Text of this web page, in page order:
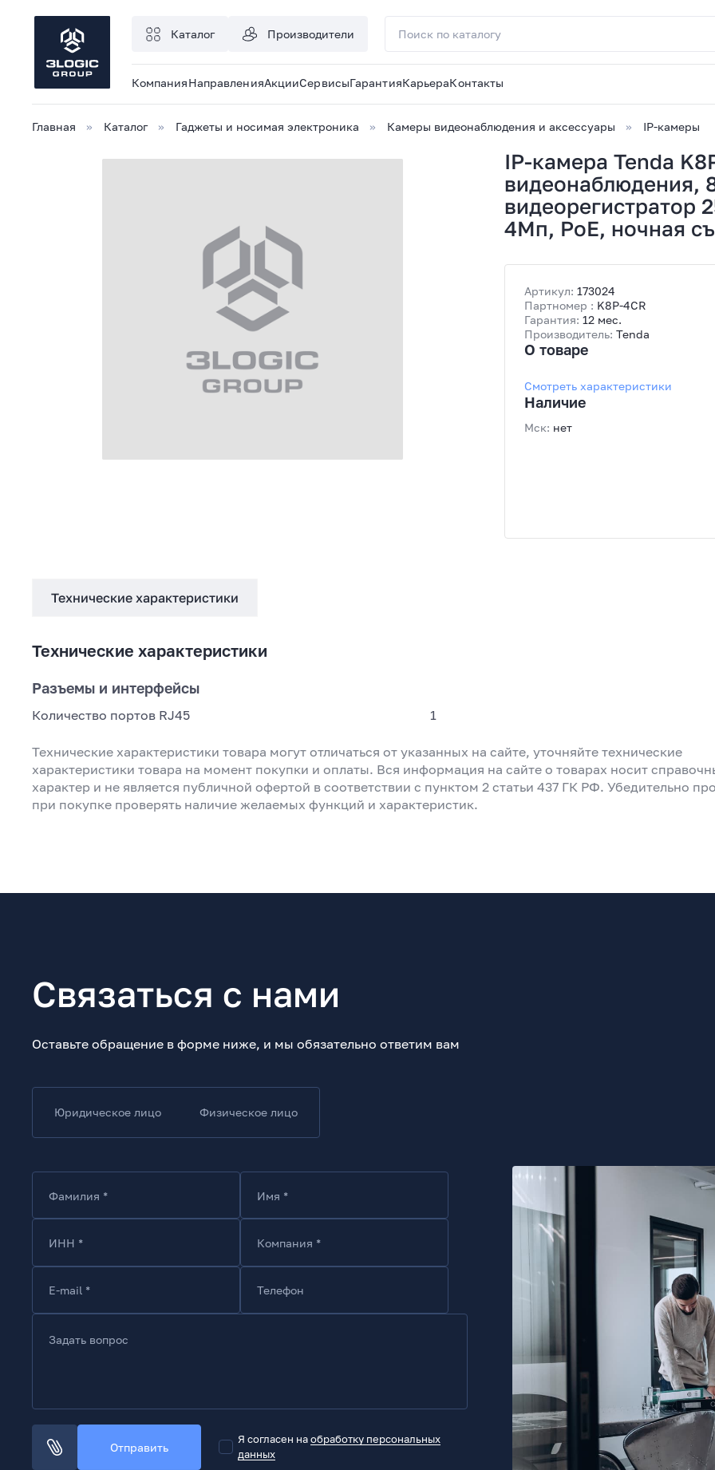
Каталог Производители
КомпанияНаправленияАкцииСервисыГарантияКарьераКонтакты
Главная Каталог Гаджеты и носимая электроника Камеры видеонаблюдения и аксессуары IP-камеры
IP-камера Tenda
видеонаблюдения,
видеорегистратор
4Мп, PoE, ночная
Артикул: 173024
Партномер : K8P-4CR
Гарантия: 12 мес.
Производитель: Tenda
О товаре
Смотреть характеристики
Наличие
Мск: нет
Технические характеристики
Технические характеристики
Разъемы и интерфейсы
Количество портов RJ45 1
Технические характеристики товара могут отличаться от указанных на сайте, уточняйте технические
характеристики товара на момент покупки и оплаты. Вся информация на сайте о товарах носит
характер и не является публичной офертой в соответствии с пунктом 2 статьи 437 ГК РФ. Убедительно
при покупке проверять наличие желаемых функций и характеристик.
Связаться с нами
Оставьте обращение в форме ниже, и мы обязательно ответим вам
Юридическое лицо Физическое лицо
Фамилия * Имя *
ИНН * Компания *
E-mail * Телефон
Задать вопрос
Отправить
Я согласен наобработку персональных
данных